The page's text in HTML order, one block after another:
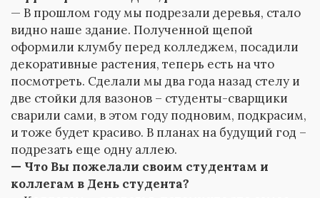
— В прошлом году мы подрезали деревья, стало
видно наше здание. Полученной щепой
оформили клумбу перед колледжем, посадили
декоративные растения, теперь есть на что
посмотреть. Сделали мы два года назад стелу и
две стойки для вазонов – студенты-сварщики
сварили сами, в этом году подновим, подкрасим,
и тоже будет красиво. В планах на будущий год –
подрезать еще одну аллею.
— Что Вы пожелали своим студентам и
коллегам в День студента?